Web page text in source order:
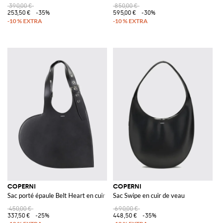
390,00 €
253,50 €
-35%
850,00 €
595,00 €
-30%
COPERNI
Sac porté épaule Belt Heart en cuir lisse en forme de cœur
450,00 €
337,50 €
-25%
COPERNI
Sac Swipe en cuir de veau
690,00 €
448,50 €
-35%